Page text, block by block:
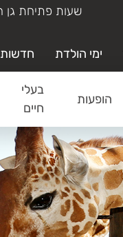
ימי א'-ה' משעה 19:00-9:00
ימי הולדת חדשות
הופעות
בעלי
חיים